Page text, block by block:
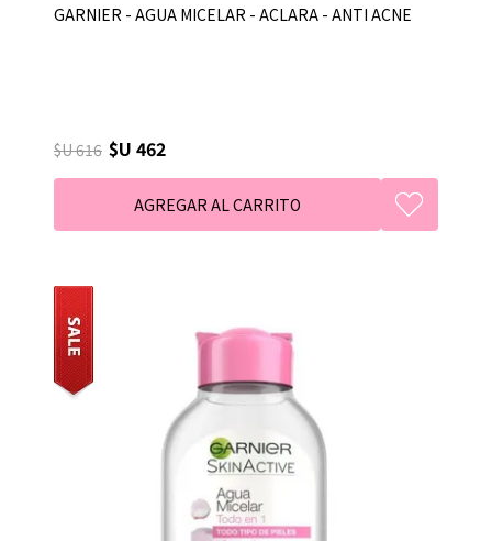
GARNIER - AGUA MICELAR - ACLARA - ANTI ACNE
$U 616 $U 462